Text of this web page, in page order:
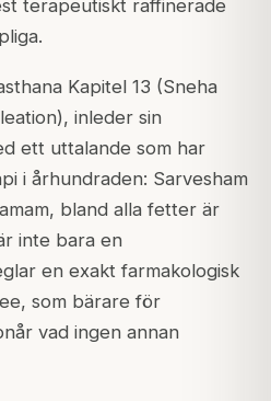
terapeutiskt raffinerade
Kapitel 13 (Sneha
inleder sin
ett uttalande som har
i århundraden: Sarvesham
, bland alla fetter är
inte bara en
en exakt farmakologisk
som bärare för
vad ingen annan